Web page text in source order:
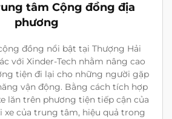
tâm Cộng đồng địa
phương
đồng nổi bật tại Thượng Hải
với Xinder-Tech nhằm nâng cao
tiện đi lại cho những người gặp
vận động. Bằng cách tích hợp
lăn trên phương tiện tiếp cận của
xe của trung tâm, hiệu quả trong